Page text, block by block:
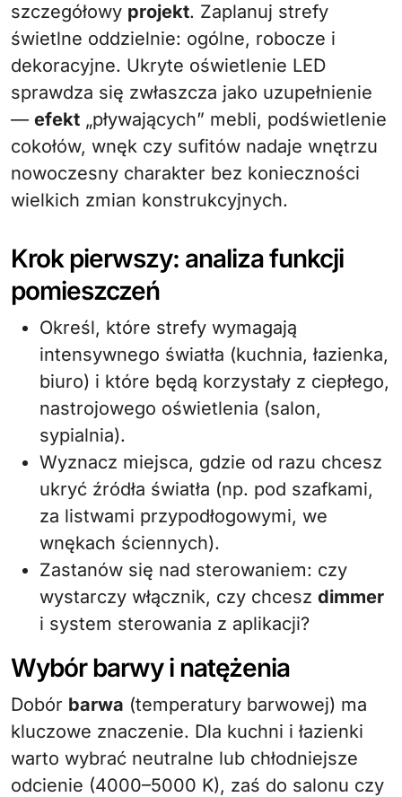
szczegółowy projekt. Zaplanuj strefy
świetlne oddzielnie: ogólne, robocze i
dekoracyjne. Ukryte oświetlenie LED
sprawdza się zwłaszcza jako uzupełnienie
— efekt „pływających” mebli, podświetlenie
cokołów, wnęk czy sufitów nadaje wnętrzu
nowoczesny charakter bez konieczności
wielkich zmian konstrukcyjnych.
Krok pierwszy: analiza funkcji
pomieszczeń
Określ, które strefy wymagają
intensywnego światła (kuchnia, łazienka,
biuro) i które będą korzystały z ciepłego,
nastrojowego oświetlenia (salon,
sypialnia).
Wyznacz miejsca, gdzie od razu chcesz
ukryć źródła światła (np. pod szafkami,
za listwami przypodłogowymi, we
wnękach ściennych).
Zastanów się nad sterowaniem: czy
wystarczy włącznik, czy chcesz dimmer
i system sterowania z aplikacji?
Wybór barwy i natężenia
Dobór barwa (temperatury barwowej) ma
kluczowe znaczenie. Dla kuchni i łazienki
warto wybrać neutralne lub chłodniejsze
odcienie (4000–5000 K), zaś do salonu czy